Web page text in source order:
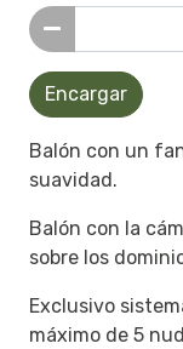
Encargar
Balón con un
suavidad.
Balón con la
sobre los
Exclusivo
máximo de 5